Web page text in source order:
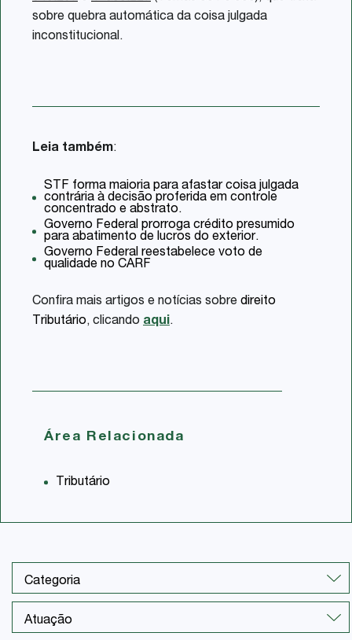
sobre quebra automática da coisa julgada
inconstitucional.
Leia também:
STF forma maioria para afastar coisa julgada
contrária à decisão proferida em controle
concentrado e abstrato.
Governo Federal prorroga crédito presumido
para abatimento de lucros do exterior.
Governo Federal reestabelece voto de
qualidade no CARF
Confira mais artigos e notícias sobre direito
Tributário, clicando aqui.
Área Relacionada
Tributário